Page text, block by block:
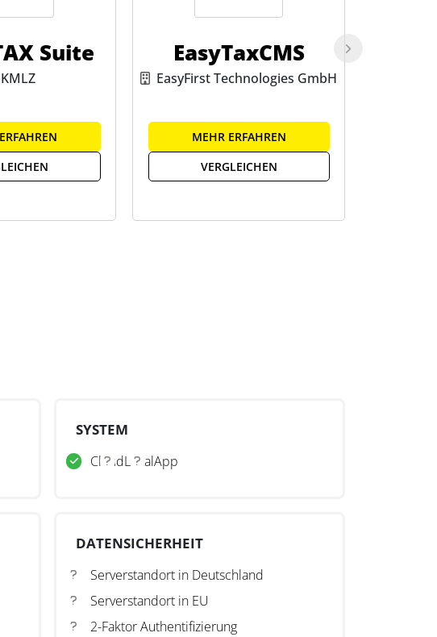
Suite
KMLZ
EasyTaxCMS
EasyFirst Technologies GmbH
MEHR ERFAHREN
VERGLEICHEN
SYSTEM
CloudLokalApp
DATENSICHERHEIT
Serverstandort in Deutschland
Serverstandort in EU
2-Faktor Authentifizierung